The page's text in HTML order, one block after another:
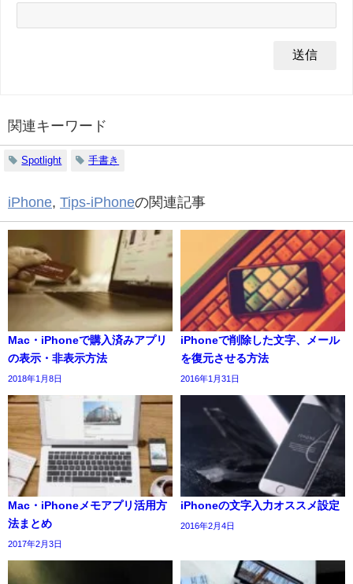
関連キーワード
Spotlight 手書き
iPhone, Tips-iPhoneの関連記事
Mac・iPhoneで購入済みアプリ
の表示・非表示方法
2018年1月8日
iPhoneで削除した文字、メール
を復元させる方法
2016年1月31日
Mac・iPhoneメモアプリ活用方
法まとめ
2017年2月3日
iPhoneの文字入力オススメ設定
2016年2月4日